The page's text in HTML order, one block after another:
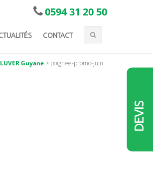
0594 31 20 50
CONTACT
DEVIS
Guyane > poignee-promo-juin